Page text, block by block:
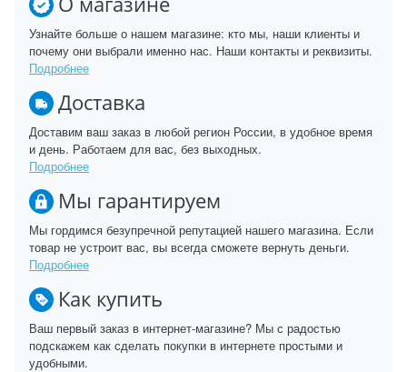
Узнайте больше о нашем магазине: кто мы, наши клиенты и
почему они выбрали именно нас. Наши контакты и реквизиты.
Подробнее
Доставка
Доставим ваш заказ в любой регион России, в удобное время
и день. Работаем для вас, без выходных.
Подробнее
Мы гарантируем
Мы гордимся безупречной репутацией нашего магазина. Если
товар не устроит вас, вы всегда сможете вернуть деньги.
Подробнее
Как купить
Ваш первый заказ в интернет-магазине? Мы с радостью
подскажем как сделать покупки в интернете простыми и
удобными.